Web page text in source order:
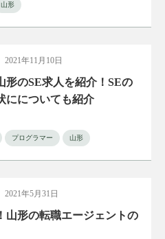
山形
2021年11月10日
形のSE求人を紹介！SEの
にについても紹介
プログラマー 山形
2021年5月31日
山形の転職エージェントの